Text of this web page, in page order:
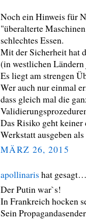
Noch ein Hinweis für
"überalterte
schlechtes Essen.
Mit der Sicherheit hat
(in westlichen
Es liegt am strengen
Wer auch nur einmal
dass gleich mal die
Das Risiko geht
Werkstatt ausgeben
MÄRZ 26, 2015
apollinaris hat gesagt…
Der Putin war`s!
In Frankreich hocken
Sein